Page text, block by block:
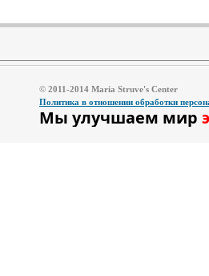
© 2011-2014 Maria Struve's Center
Политика в отношении обработки
Мы улучшаем мир